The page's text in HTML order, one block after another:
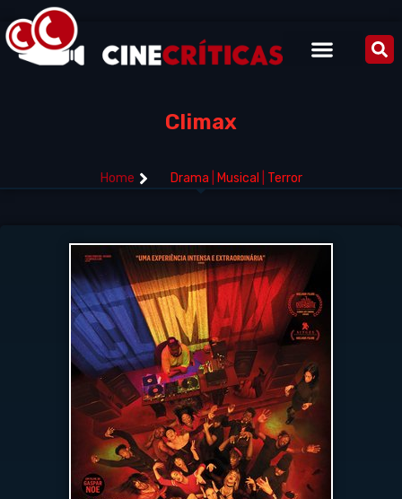
Climax
Home Drama Musical Terror